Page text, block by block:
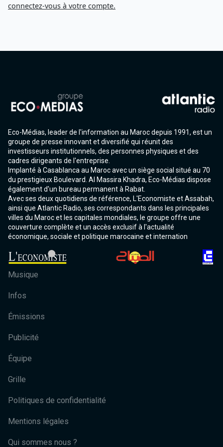
connectez-vous à votre compte.
Eco-Médias, leader de l'information au Maroc depuis 1991, est un
groupe de presse innovant et diversifié qui réunit des
investisseurs institutionnels, des personnes physiques et des
cadres dirigeants de l'entreprise.
Implanté à Casablanca au Maroc avec un siège social situé au 70
du prestigieux Boulevard. Al Massira Khadra, Eco-Médias dispose
également d'un bureau permanent à Rabat.
Avec ses deux quotidiens de référence, L'Economiste et Assabah,
ainsi que Atlantic Radio, ses correspondants dans les principales
villes du Maroc et les capitales mondiales, le groupe offre une
couverture complète et un accès exclusif à l'actualité
économique, sociale et politique marocaine et internation
Musique
Infos
Émissions
Publicité
Équipe
Grille
Politiques de confidentialité
Mentions légales
Qui sommes nous ?